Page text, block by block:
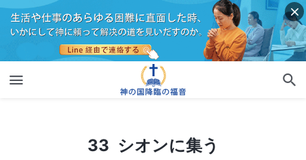
33 シオンに集う